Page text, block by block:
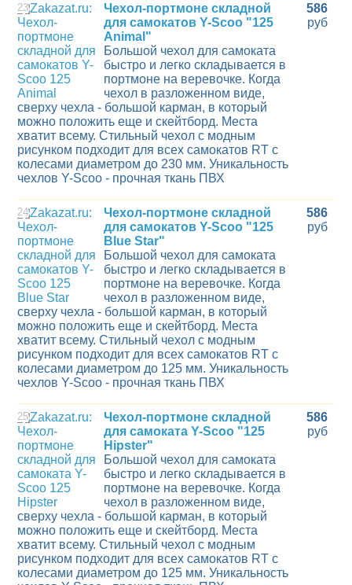
23
Чехол-портмоне складной
для самокатов Y-Scoo "125
Animal"
Большой чехол для самоката
быстро и легко складывается в
портмоне на веревочке. Когда
чехол в разложенном виде,
сверху чехла - большой карман, в который
можно положить еще и скейтборд. Места
хватит всему. Стильный чехол с модным
рисунком подходит для всех самокатов RT с
колесами диаметром до 230 мм. Уникальность
чехлов Y-Scoo - прочная ткань ПВХ
586
руб
24
Чехол-портмоне складной
для самокатов Y-Scoo "125
Blue Star"
Большой чехол для самоката
быстро и легко складывается в
портмоне на веревочке. Когда
чехол в разложенном виде,
сверху чехла - большой карман, в который
можно положить еще и скейтборд. Места
хватит всему. Стильный чехол с модным
рисунком подходит для всех самокатов RT с
колесами диаметром до 125 мм. Уникальность
чехлов Y-Scoo - прочная ткань ПВХ
586
руб
25
Чехол-портмоне складной
для самоката Y-Scoo "125
Hipster"
Большой чехол для самоката
быстро и легко складывается в
портмоне на веревочке. Когда
чехол в разложенном виде,
сверху чехла - большой карман, в который
можно положить еще и скейтборд. Места
хватит всему. Стильный чехол с модным
рисунком подходит для всех самокатов RT с
колесами диаметром до 125 мм. Уникальность
586
руб